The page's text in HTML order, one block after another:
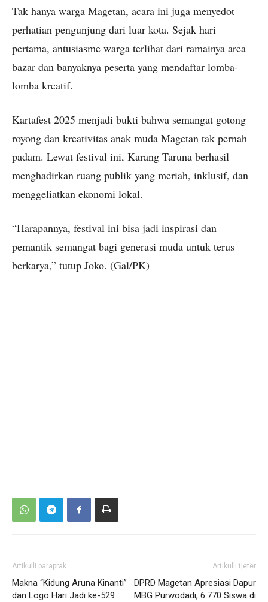
Tak hanya warga Magetan, acara ini juga menyedot
perhatian pengunjung dari luar kota. Sejak hari
pertama, antusiasme warga terlihat dari ramainya area
bazar dan banyaknya peserta yang mendaftar lomba-
lomba kreatif.
Kartafest 2025 menjadi bukti bahwa semangat gotong
royong dan kreativitas anak muda Magetan tak pernah
padam. Lewat festival ini, Karang Taruna berhasil
menghadirkan ruang publik yang meriah, inklusif, dan
menggeliatkan ekonomi lokal.
“Harapannya, festival ini bisa jadi inspirasi dan
pemantik semangat bagi generasi muda untuk terus
berkarya,” tutup Joko. (Gal/PK)
Artikulli paraprak
Makna “Kidung Aruna Kinanti”
dan Logo Hari Jadi ke-529
Artikulli tjetër
DPRD Magetan Apresiasi Dapur
MBG Purwodadi, 6.770 Siswa di